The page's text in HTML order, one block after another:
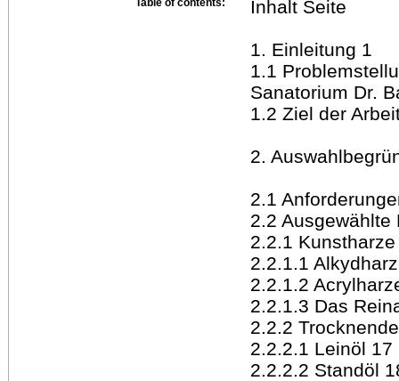
Inhalt Seite
1. Einleitung 1
1.1
Sanatorium Dr.
1.2 Ziel der
2.
2.1
2.2
2.2.1
2.2.1.1
2.2.1.2
2.2.1.3 Das
2.2.2
2.2.2.1 Leinöl 17
2.2.2.2 Standöl